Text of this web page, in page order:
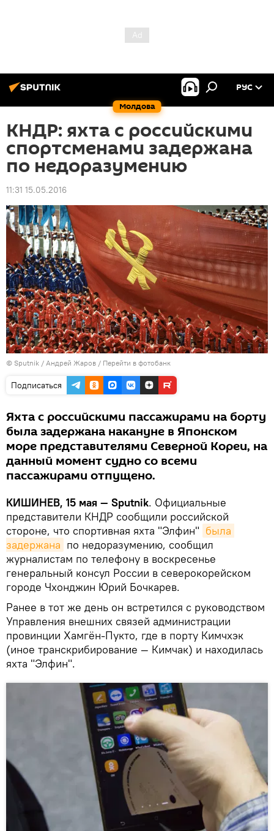
Молдова
РУС
КНДР: яхта с российскими
спортсменами задержана
по недоразумению
11:31 15.05.2016
© Sputnik / Андрей Жаров / Перейти в фотобанк
Подписаться
Яхта с российскими пассажирами на борту
была задержана накануне в Японском
море представителями Северной Кореи, на
данный момент судно со всеми
пассажирами отпущено.
КИШИНЕВ, 15 мая — Sputnik. Официальные
представители КНДР сообщили российской
стороне, что спортивная яхта "Элфин" была
задержана по недоразумению, сообщил
журналистам по телефону в воскресенье
генеральный консул России в северокорейском
городе Чхонджин Юрий Бочкарев.
Ранее в тот же день он встретился с руководством
Управления внешних связей администрации
провинции Хамгён-Пукто, где в порту Кимчхэк
(иное транскрибирование — Кимчак) и находилась
яхта "Элфин".